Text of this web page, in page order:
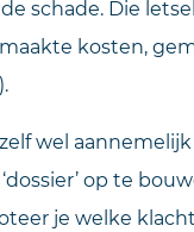
schade. Die
kosten,
wel
op te
je welke